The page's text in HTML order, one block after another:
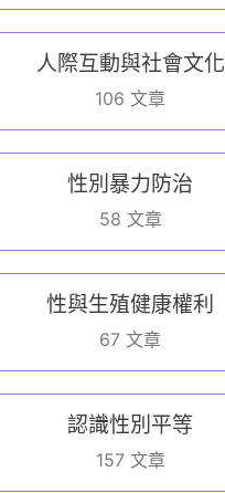
人際互動與社會文化
106 文章
性別暴力防治
58 文章
性與生殖健康權利
67 文章
認識性別平等
157 文章